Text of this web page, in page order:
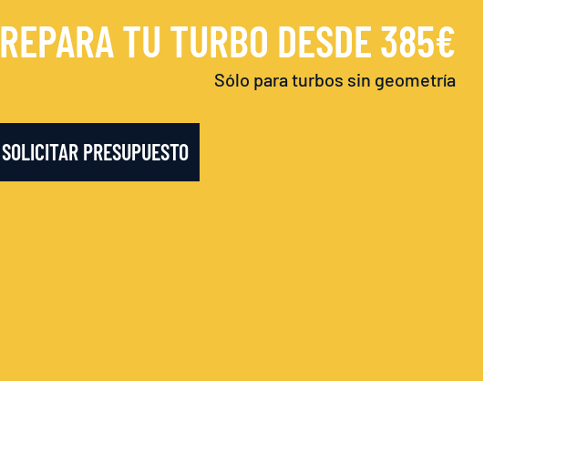
REPARA TU TURBO DESDE 385€
Sólo para turbos sin geometría
SOLICITAR PRESUPUESTO